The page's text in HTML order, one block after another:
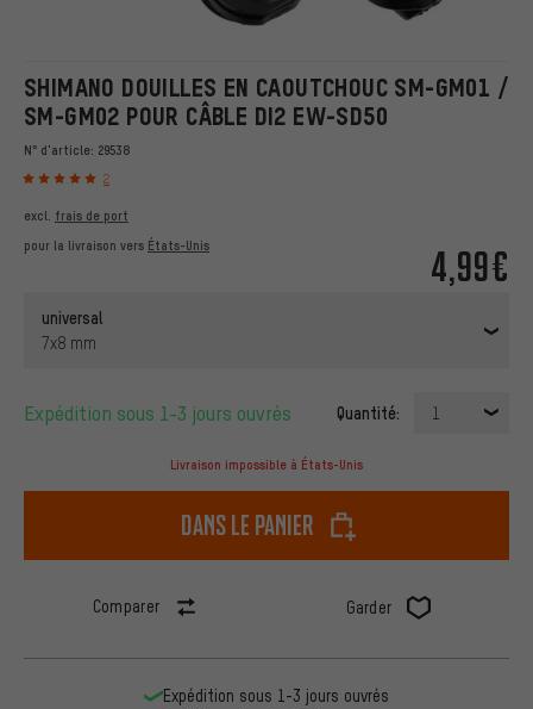
SHIMANO DOUILLES EN CAOUTCHOUC SM-GM01 /
SM-GM02 POUR CÂBLE DI2 EW-SD50
N° d'article: 29538
2
4,99€
excl. frais de port
pour la livraison vers États-Unis
universal
7x8 mm
Expédition sous 1-3 jours ouvrés Quantité: 1
Livraison impossible à États-Unis
dans le panier
Comparer Garder
Expédition sous 1-3 jours ouvrés